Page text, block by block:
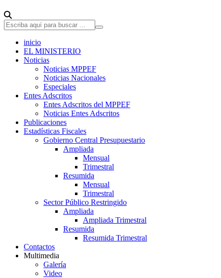
inicio
EL MINISTERIO
Noticias
Noticias MPPEF
Noticias Nacionales
Especiales
Entes Adscritos
Entes Adscritos del MPPEF
Noticias Entes Adscritos
Publicaciones
Estadísticas Fiscales
Gobierno Central Presupuestario
Ampliada
Mensual
Trimestral
Resumida
Mensual
Trimestral
Sector Público Restringido
Ampliada
Ampliada Trimestral
Resumida
Resumida Trimestral
Contactos
Multimedia
Galería
Video